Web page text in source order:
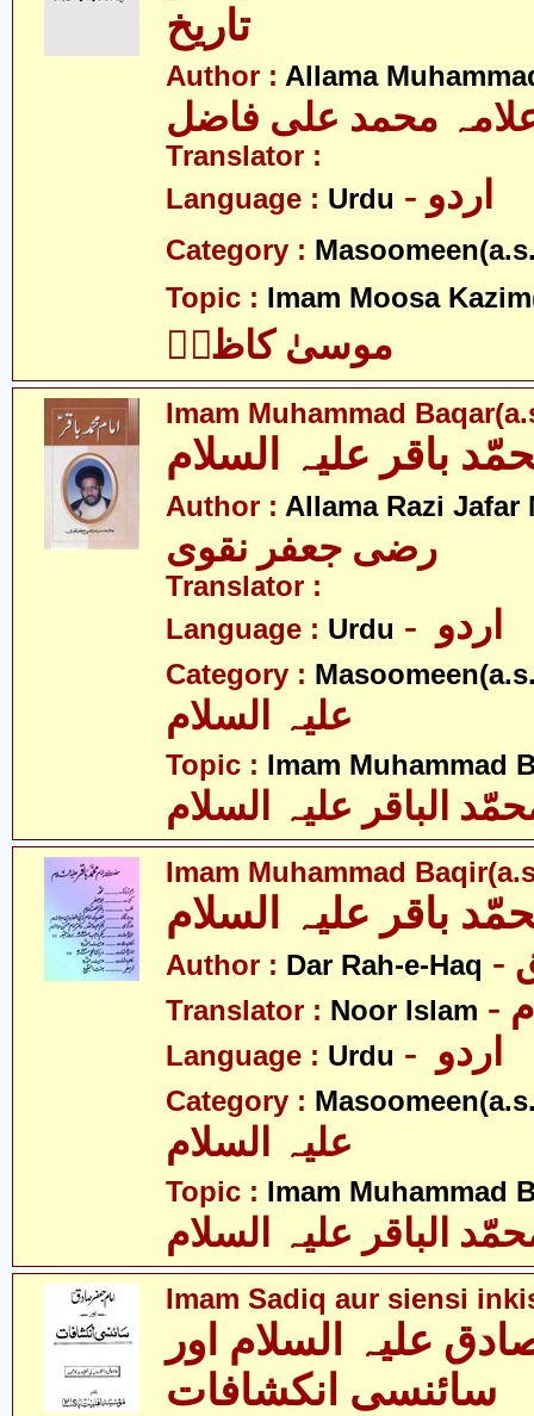
تاریخ
Author : Allama
محمد علی فاضل
Translator :
Language : Urdu - اردو
Category :
Topic : Imam Moosa
موسیٰ کاظمؑ
Imam Muhammad
Author : Allama Razi Jafar
رضی جعفر نقوی
Translator :
Language : Urdu
Category :
Topic : Imam Muhammad
الباقر علیہ السلام
Imam Muhammad
باقر علیہ السلام
Author : Dar Rah-e-Haq
Translator : Noor Islam
Language : Urdu
Category :
Topic : Imam Muhammad
الباقر علیہ السلام
Imam Sadiq aur siensi
علیہ السلام اور
سائنسی انکشافات